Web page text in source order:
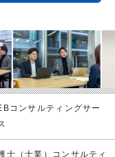
コンサルティングサー
士（士業）コンサルティ